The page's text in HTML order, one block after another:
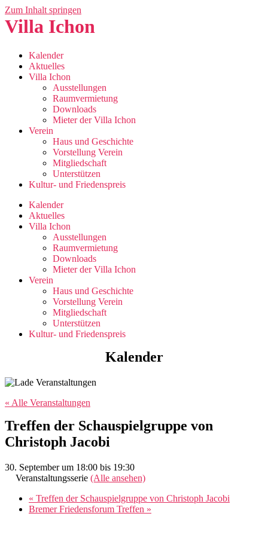
Zum Inhalt springen
Villa Ichon
Kalender
Aktuelles
Villa Ichon
Ausstellungen
Raumvermietung
Downloads
Mieter der Villa Ichon
Verein
Haus und Geschichte
Vorstellung Verein
Mitgliedschaft
Unterstützen
Kultur- und Friedenspreis
Kalender
Aktuelles
Villa Ichon
Ausstellungen
Raumvermietung
Downloads
Mieter der Villa Ichon
Verein
Haus und Geschichte
Vorstellung Verein
Mitgliedschaft
Unterstützen
Kultur- und Friedenspreis
Kalender
« Alle Veranstaltungen
Treffen der Schauspielgruppe von
Christoph Jacobi
30. September um 18:00 bis 19:30
Veranstaltungsserie (Alle ansehen)
« Treffen der Schauspielgruppe von Christoph Jacobi
Bremer Friedensforum Treffen »